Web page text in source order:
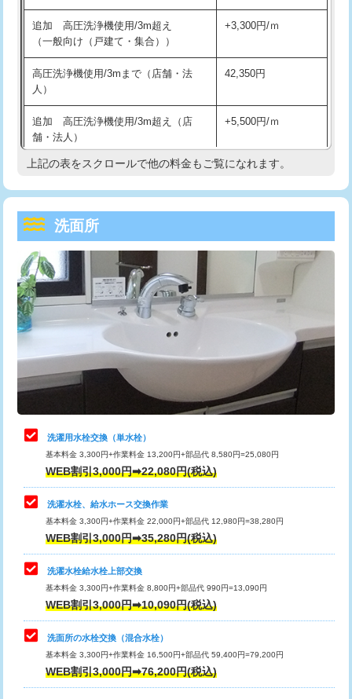
マス交換（深さ50㎝以上） 66,000円
コンクリート斫り（厚さ10㎝まで） 27,500円
コンクリート斫り（厚さ10㎝超え）
モルタル補修（厚さ10㎝まで）
モルタル補修（厚さ10㎝超え） 38,500円
洗面台設置 38,500円
追加人工
廃棄・処分 現場見積
※給水管工事は20mmまでの価格です。
持込商品取付（混合水栓） 16,500円
給水管工事※（ホール加工)
給水管工事※（バンド止め) 3,300円
給水管工事※（支持金具設置) 5,500円
給水管工事※（保温材使用（バンド止
め込み）)
5,500円
給水管工事※（土の掘削・埋め戻し作
業)
11,000円
給水管工事※（塩ビ管（VP・HI）使
用/3ｍまで)
33,000円
給水管工事※（塩ビ管（VP・HI）使
用（追加）/3ｍ超え)
給水管工事※（ライニング鋼管・銅
管・ポリ管・HT管使用/3ｍまで)
44,000円
給水管工事※（ライニング鋼管・銅
管・ポリ管・HT管使用/3ｍ超え)
排水管工事（土の掘削・埋め戻し作
業）
排水管工事（排水管工事/3ｍまで） 55,000円
排水管工事（追加 排水管工事/3ｍ超
え）
マス交換（土の掘削・埋め戻し作業）
マス交換（深さ50㎝未満）
マス交換（深さ50㎝以上）
追加 高圧洗浄機使用/3m超え
（一般向け（戸建て・集合））
+3,300円/ｍ
高圧洗浄機使用/3mまで（店舗・法
人）
42,350円
追加 高圧洗浄機使用/3m超え（店
舗・法人）
+5,500円/ｍ
高度高圧洗浄換 現地調査
トーラー機使用/3mまで
追加トーラー機使用/3m超え +3,300円
カメラ調査 33,000円
桝清掃
止水・漏水調査・防水処理・清掃・修
理・調整・分解・加工など（軽作業）
11,000円
止水・漏水調査・防水処理・清掃・修
理・調整・分解・加工など（中作業）
22,000円
止水・漏水調査・防水処理・清掃・修
理・調整・分解・加工など（重作業）
33,000円
キッチンタンク脱着
その他部品の脱着
交換・取付（タンク）
交換・取付(単水栓（壁付・デッキ
式）)
交換・取付(混合水栓（壁付・デッキ
式・ワンホール）)
16,500円+材料費
上記の表をスクロールで他の料金もご覧になれます。
洗面所
洗濯用水栓交換（単水栓）
基本料金 3,300円+作業料金 13,200円+部品代 8,580円=25,080円
WEB割引3,000円➡22,080円(税込)
洗濯水栓、給水ホース交換作業
基本料金 3,300円+作業料金 22,000円+部品代 12,980円=38,280円
WEB割引3,000円➡35,280円(税込)
洗濯水栓給水栓上部交換
基本料金 3,300円+作業料金 8,800円+部品代 990円=13,090円
WEB割引3,000円➡10,090円(税込)
洗面所の水栓交換（混合水栓）
基本料金 3,300円+作業料金 16,500円+部品代 59,400円=79,200円
WEB割引3,000円➡76,200円(税込)